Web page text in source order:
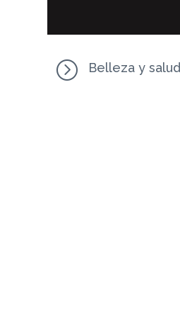
= Belleza y salud